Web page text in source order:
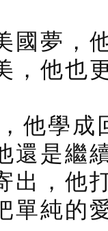
國夢，
，他也
他學
還是繼
出，他
單純的